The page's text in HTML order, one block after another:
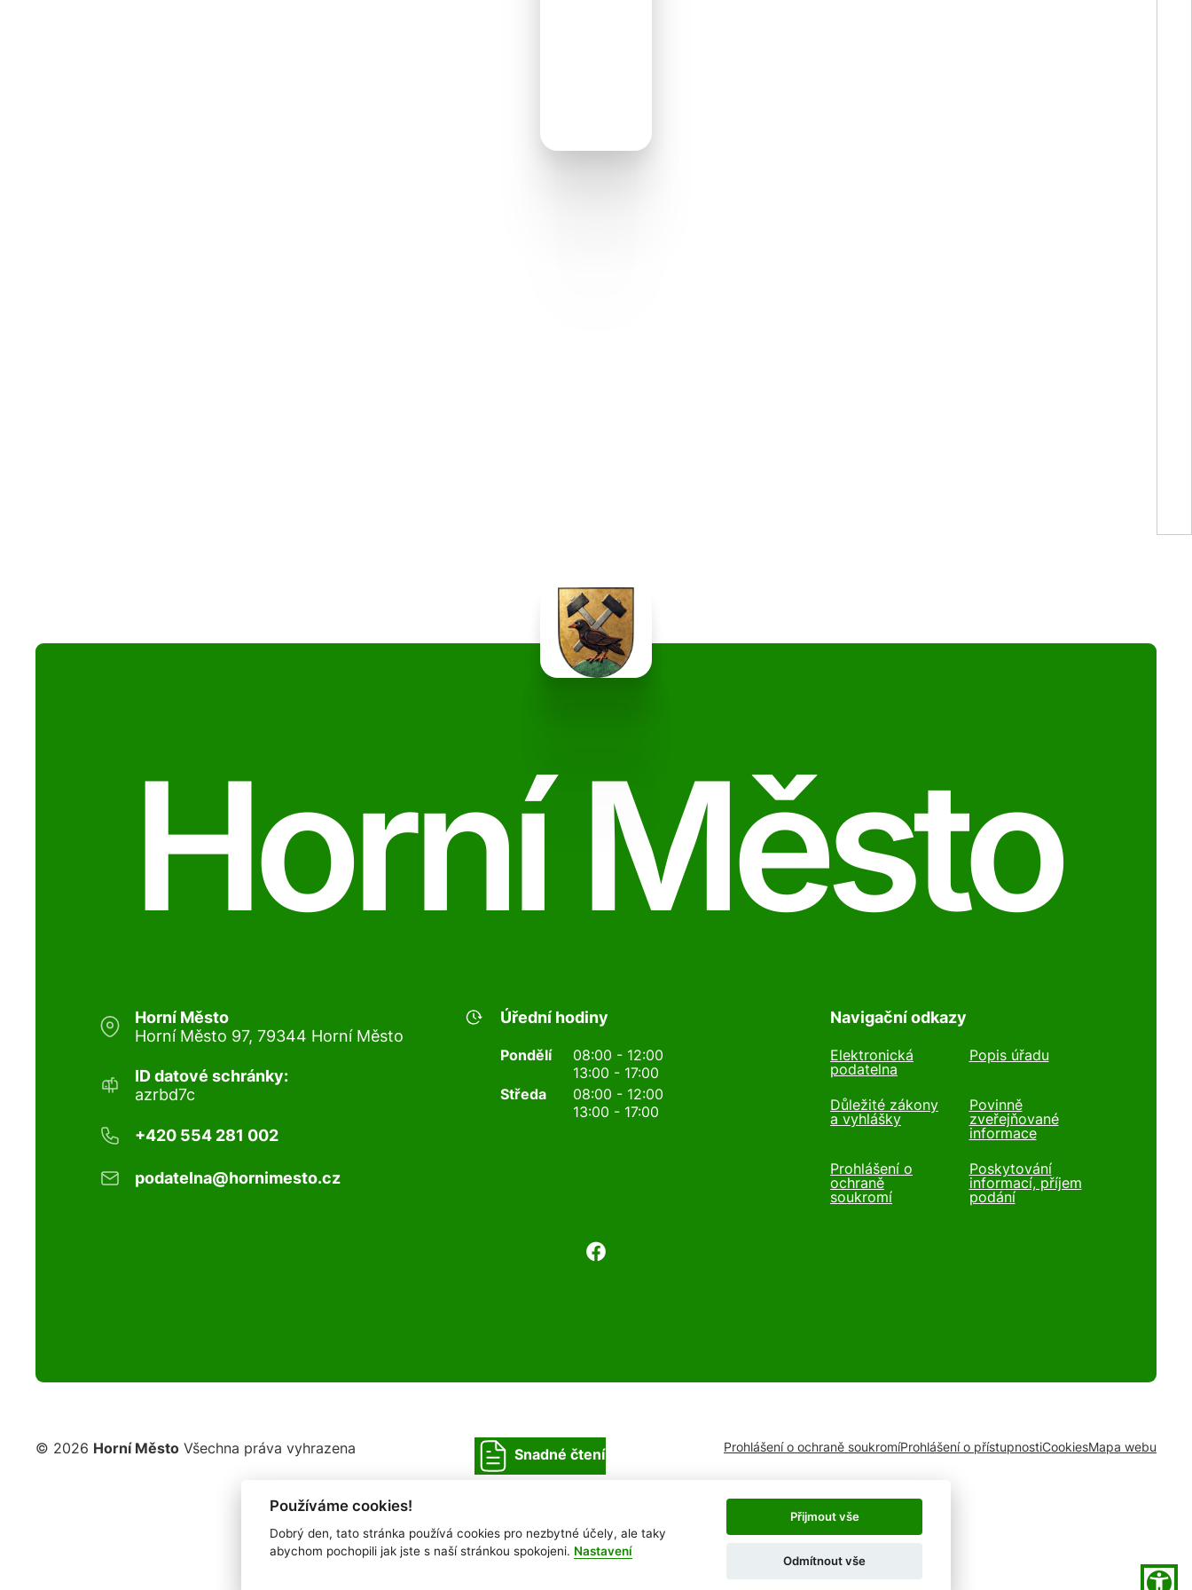
Horní Město
Horní Město
Horní Město 97, 79344 Horní Město
ID datové schránky:
azrbd7c
+420 554 281 002
podatelna@hornimesto.cz
Úřední hodiny
Pondělí
08:00 - 12:00
13:00 - 17:00
Středa
08:00 - 12:00
13:00 - 17:00
Navigační odkazy
Elektronická
podatelna
Popis úřadu
Důležité zákony
a vyhlášky
Povinně
zveřejňované
informace
Prohlášení o
ochraně
soukromí
Poskytování
informací, příjem
podání
© 2026 Horní Město Všechna práva vyhrazena Snadné čtení Prohlášení o ochraně soukromíProhlášení o přístupnostiCookiesMapa webu
Používáme cookies!
Dobrý den, tato stránka používá cookies pro nezbytné účely, ale taky
abychom pochopili jak jste s naší stránkou spokojeni. Nastavení
Přijmout vše
Odmítnout vše